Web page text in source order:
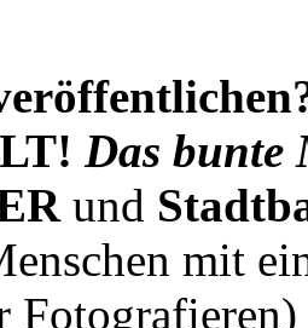
Das bunte
und
mit